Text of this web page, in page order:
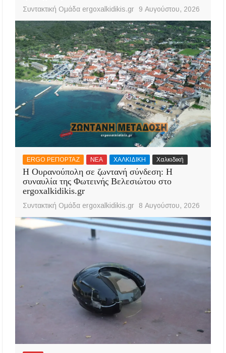
Συντακτική Ομάδα ergoxalkidikis.gr 9 Αυγούστου, 2026
ERGO ΡΕΠΟΡΤΑΖ ΝΕΑ ΧΑΛΚΙΔΙΚΗ Χαλκιδική
Η Ουρανούπολη σε ζωντανή σύνδεση: Η
συναυλία της Φωτεινής Βελεσιώτου στο
ergoxalkidikis.gr
Συντακτική Ομάδα ergoxalkidikis.gr 8 Αυγούστου, 2026